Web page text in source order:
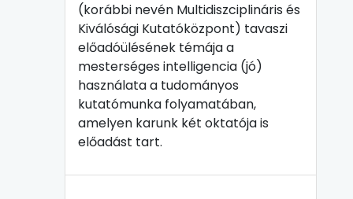
(korábbi nevén Multidiszciplináris és
Kiválósági Kutatóközpont) tavaszi
előadóülésének témája a
mesterséges intelligencia (jó)
használata a tudományos
kutatómunka folyamatában,
amelyen karunk két oktatója is
előadást tart.